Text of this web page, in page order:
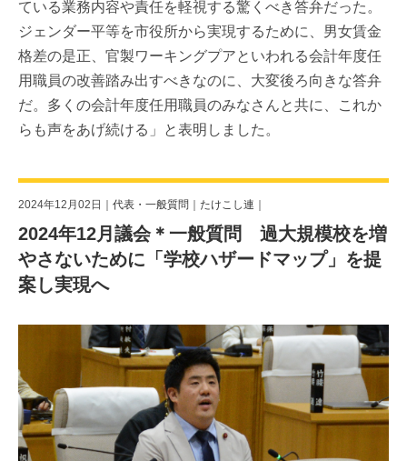
ている業務内容や責任を軽視する驚くべき答弁だった。
ジェンダー平等を市役所から実現するために、男女賃金
格差の是正、官製ワーキングプアといわれる会計年度任
用職員の改善踏み出すべきなのに、大変後ろ向きな答弁
だ。多くの会計年度任用職員のみなさんと共に、これか
らも声をあげ続ける」と表明しました。
2024年12月02日｜ 代表・一般質問 たけこし連
2024年12月議会＊一般質問 過大規模校を増
やさないために「学校ハザードマップ」を提
案し実現へ